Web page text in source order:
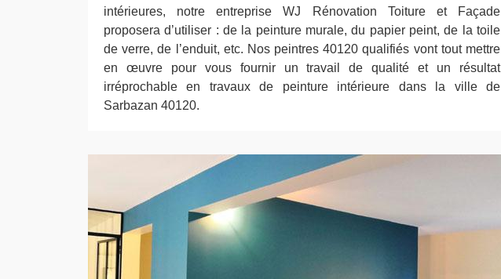
intérieures, notre entreprise WJ Rénovation Toiture et Façade
proposera d’utiliser : de la peinture murale, du papier peint, de la toile
de verre, de l’enduit, etc. Nos peintres 40120 qualifiés vont tout mettre
en œuvre pour vous fournir un travail de qualité et un résultat
irréprochable en travaux de peinture intérieure dans la ville de
Sarbazan 40120.